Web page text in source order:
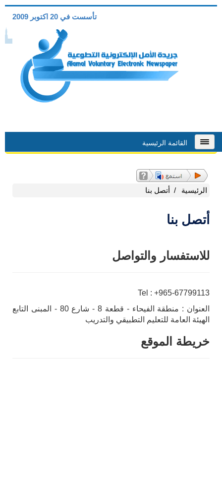
تأسست في 20 اكتوبر 2009
القائمة الرئيسية
الرئيسية أتصل بنا
أتصل بنا
للاستفسار والتواصل
Tel : +965-67799113
العنوان : منطقة الفيحاء - قطعة 8 - شارع 80 - المبنى التابع
الهيئة العامة للتعليم التطبيقي والتدريب
خريطة الموقع